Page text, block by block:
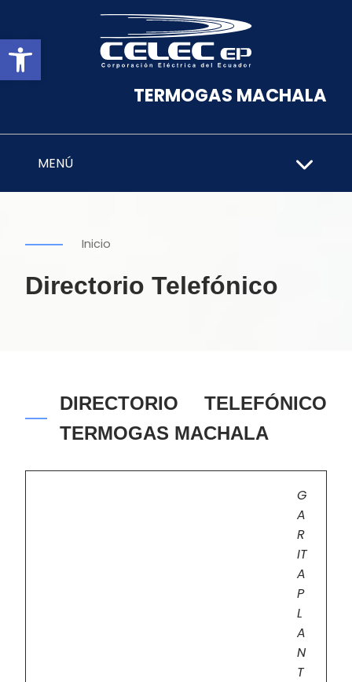
Abrir barra de herramientas
TERMOGAS MACHALA
MENÚ
Inicio
Directorio Telefónico
DIRECTORIO TELEFÓNICO
TERMOGAS MACHALA
G
A
R
IT
A
P
L
A
N
T